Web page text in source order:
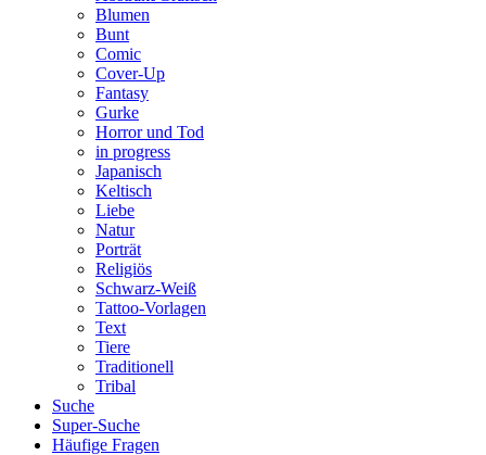
Blumen
Bunt
Comic
Cover-Up
Fantasy
Gurke
Horror und Tod
in progress
Japanisch
Keltisch
Liebe
Natur
Porträt
Religiös
Schwarz-Weiß
Tattoo-Vorlagen
Text
Tiere
Traditionell
Tribal
Suche
Super-Suche
Häufige Fragen